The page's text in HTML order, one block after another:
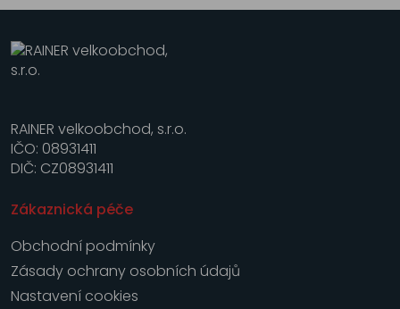
RAINER velkoobchod, s.r.o.
IČO: 08931411
DIČ: CZ08931411
Zákaznická péče
Obchodní podmínky
Zásady ochrany osobních údajů
Nastavení cookies